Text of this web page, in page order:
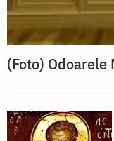
(Foto) Odoarele